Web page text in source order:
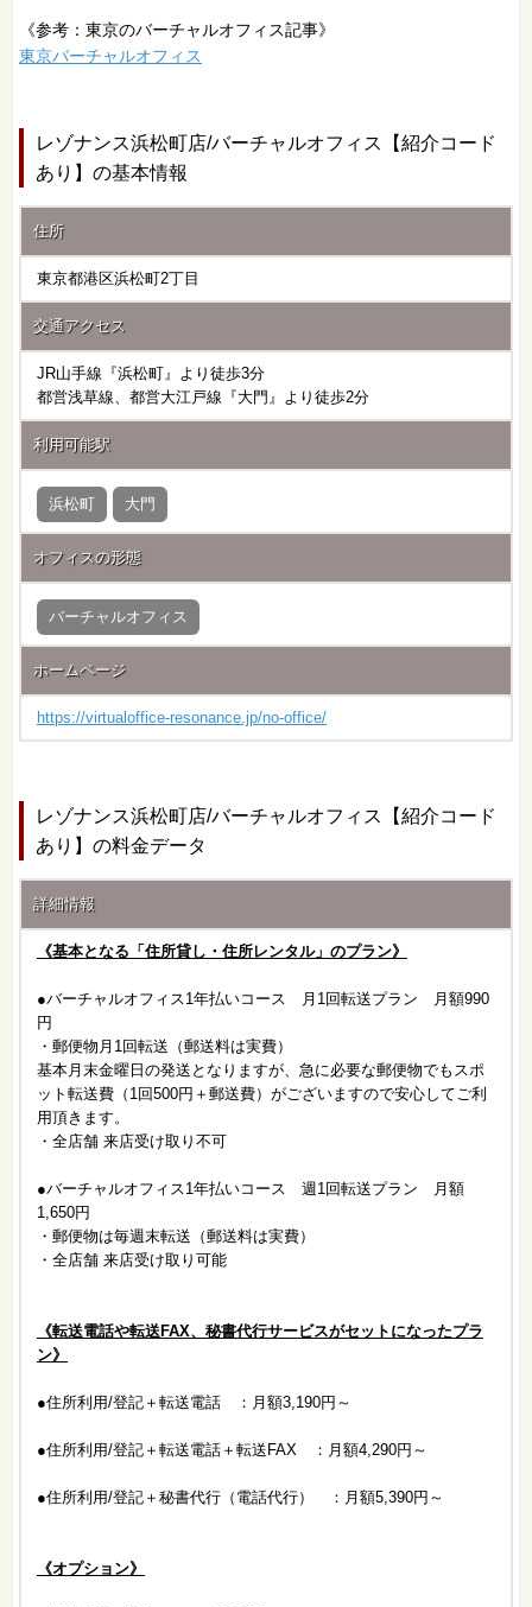
《参考：東京のバーチャルオフィス記事》
東京バーチャルオフィス
レゾナンス浜松町店/バーチャルオフィス【紹介コード
あり】の基本情報
住所
東京都港区浜松町2丁目
交通アクセス
JR山手線『浜松町』より徒歩3分
都営浅草線、都営大江戸線『大門』より徒歩2分
利用可能駅
浜松町 大門
オフィスの形態
バーチャルオフィス
ホームページ
https://virtualoffice-resonance.jp/no-office/
レゾナンス浜松町店/バーチャルオフィス【紹介コード
あり】の料金データ
詳細情報
《基本となる「住所貸し・住所レンタル」のプラン》
●バーチャルオフィス1年払いコース 月1回転送プラン 月額990
円
・郵便物月1回転送（郵送料は実費）
基本月末金曜日の発送となりますが、急に必要な郵便物でもスポ
ット転送費（1回500円＋郵送費）がございますので安心してご利
用頂きます。
・全店舗 来店受け取り不可
●バーチャルオフィス1年払いコース 週1回転送プラン 月額
1,650円
・郵便物は毎週末転送（郵送料は実費）
・全店舗 来店受け取り可能
《転送電話や転送FAX、秘書代行サービスがセットになったプラ
ン》
●住所利用/登記＋転送電話 ：月額3,190円～
●住所利用/登記＋転送電話＋転送FAX ：月額4,290円～
●住所利用/登記＋秘書代行（電話代行） ：月額5,390円～
《オプション》